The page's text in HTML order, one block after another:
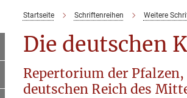
Startseite Schriftenreihen Weitere
Die deutschen
Repertorium der
deutschen Reich des